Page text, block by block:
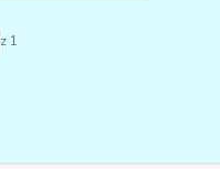
z 1